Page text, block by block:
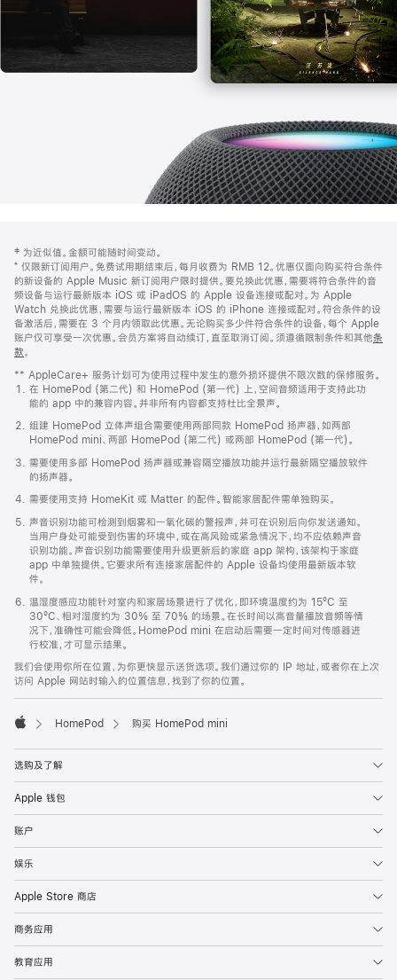
页
页
脚
注
‡ 为近似值。金额可能随时间变动。
⁺ 仅限新订阅用户。免费试用期结束后，每月收费为 RMB 12。优惠仅面向购买符合条件
的新设备的 Apple Music 新订阅用户限时提供。要兑换此优惠，需要将符合条件的音
频设备与运行最新版本 iOS 或 iPadOS 的 Apple 设备连接或配对。为 Apple
Watch 兑换此优惠，需要与运行最新版本 iOS 的 iPhone 连接或配对。符合条件的设
备激活后，需要在 3 个月内领取此优惠。无论购买多少件符合条件的设备，每个 Apple
账户仅可享受一次优惠。会员方案将自动续订，直至取消订阅。须遵循限制条件和其他条
款。
窗
口
中
打
开)
** AppleCare+ 服务计划可为使用过程中发生的意外损坏提供不限次数的保修服务。
在 HomePod (第二代) 和 HomePod (第一代) 上，空间音频适用于支持此功
能的 app 中的兼容内容。并非所有内容都支持杜比全景声。
组建 HomePod 立体声组合需要使用两部同款 HomePod 扬声器，如两部
HomePod mini、两部 HomePod (第二代) 或两部 HomePod (第一代)。
需要使用多部 HomePod 扬声器或兼容隔空播放功能并运行最新隔空播放软件
的扬声器。
需要使用支持 HomeKit 或 Matter 的配件。智能家居配件需单独购买。
声音识别功能可检测到烟雾和一氧化碳的警报声，并可在识别后向你发送通知。
当用户身处可能受到伤害的环境中，或在高风险或紧急情况下，均不应依赖声音
识别功能。声音识别功能需要使用升级更新后的家庭 app 架构，该架构于家庭
app 中单独提供。它要求所有连接家居配件的 Apple 设备均使用最新版本软
件。
温湿度感应功能针对室内和家居场景进行了优化，即环境温度约为 15ºC 至
30ºC、相对湿度约为 30% 至 70% 的场景。在长时间以高音量播放音频等情
况下，准确性可能会降低。HomePod mini 在启动后需要一定时间对传感器进
行校准，才可显示结果。
我们会使用你所在位置，为你更快显示送货选项。我们通过你的 IP 地址，或者你在上次
访问 Apple 网站时输入的位置信息，找到了你的位置。
HomePod 购买 HomePod mini
选购及了解
Apple 钱包
账户
娱乐
Apple Store 商店
商务应用
教育应用